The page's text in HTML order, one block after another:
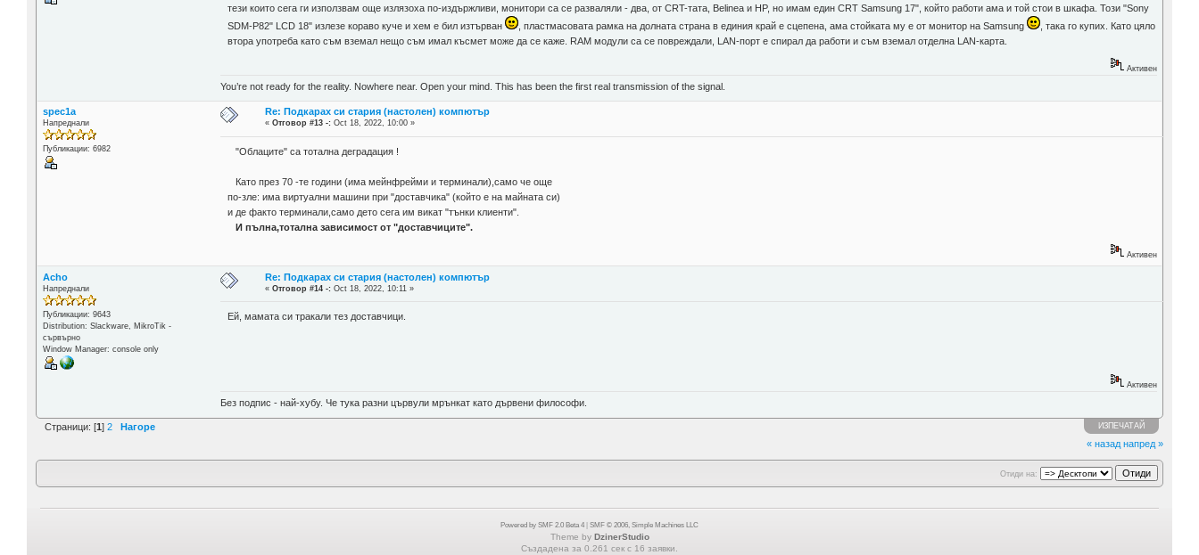
тези които сега ги използвам още излязоха по-издържливи, монитори са се разваляли - два, от CRT-тата, Belinea и HP, но имам един CRT Samsung 17", който работи ама и той стои в шкафа. Този "Sony
SDM-P82" LCD 18" излезе кораво куче и хем е бил изтърван
, пластмасовата рамка на долната страна в единия край е сцепена, ама стойката му е от монитор на Samsung
, така го купих. Като цяло
втора употреба като съм вземал нещо съм имал късмет може да се каже. RAM модули са се повреждали, LAN-порт е спирал да работи и съм вземал отделна LAN-карта.
Активен
You’re not ready for the reality. Nowhere near. Open your mind. This has been the first real transmission of the signal.
spec1a
Напреднали
Публикации: 6982
Re: Подкарах си стария (настолен) компютър
«Отговор #13 -: Oct 18, 2022, 10:00 »
"Облаците" са тотална деградация !
Като през 70 -те години (има мейнфрейми и терминали),само че още
по-зле: има виртуални машини при "доставчика" (който е на майната си)
и де факто терминали,само дето сега им викат "тънки клиенти".
И пълна,тотална зависимост от "доставчиците".
Активен
Acho
Напреднали
Публикации: 9643
Distribution: Slackware, MikroTik -
сървърно
Window Manager: console only
Re: Подкарах си стария (настолен) компютър
«Отговор #14 -: Oct 18, 2022, 10:11 »
Ей, мамата си тракали тез доставчици.
Активен
Без подпис - най-хубу. Че тука разни цървули мрънкат като дървени философи.
Страници: [1] 2 Нагоре ИЗПЕЧАТАЙ
« назад напред »
Отиди на:
Powered by SMF 2.0 Beta 4 SMF © 2006, Simple Machines LLC
Theme by DzinerStudio
Създадена за 0.261 сек с 16 заявки.